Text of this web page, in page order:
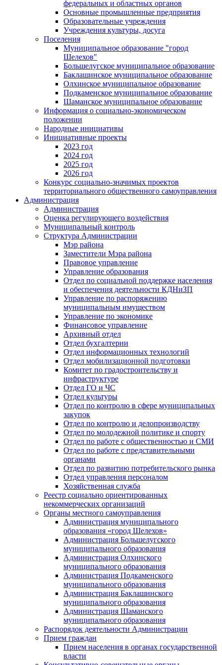
федеральных и областных органов
Основные промышленные предприятия
Образовательные учреждения
Учреждения культуры, досуга
Поселения
Муниципальное образование "город
Шелехов"
Большелугское муниципальное образование
Баклашинское муниципальное образование
Олхинское муниципальное образование
Подкаменское муниципальное образование
Шаманское муниципальное образование
Информация о социально-экономическом
положении
Народные инициативы
Инициативные проекты
2023 год
2024 год
2025 год
2026 год
Конкурс социально-значимых проектов
территориального общественного самоуправления
Администрация
Администрация
Оценка регулирующего воздействия
Муниципальный контроль
Структура Администрации
Мэр района
Заместители Мэра района
Правовое управление
Управление образования
Отдел по социальной поддержке населения
и обеспечения деятельности КДНиЗП
Управление по распоряжению
муниципальным имуществом
Управление по экономике
Финансовое управление
Архивный отдел
Отдел бухгалтерии
Отдел информационных технологий
Отдел мобилизационной подготовки
Комитет по градостроительству и
инфраструктуре
Отдел ГО и ЧС
Отдел культуры
Отдел по контролю в сфере муниципальных
закупок
Отдел по контролю и делопроизводству
Отдел по молодежной политике и спорту
Отдел по работе с общественностью и СМИ
Отдел по работе с представительными
органами
Отдел по развитию потребительского рынка
Отдел управления персоналом
Хозяйственная служба
Реестр социально ориентированных
некоммерческих организаций
Органы местного самоуправления
Администрация муниципального
образования «город Шелехов»
Администрация Большелугского
муниципального образования
Администрация Олхинского
муниципального образования
Администрация Подкаменского
муниципального образования
Администрация Баклашинского
муниципального образования
Администрация Шаманского
муниципального образования
Распорядок деятельности Администрации
Прием граждан
Прием населения в органах государственной
власти